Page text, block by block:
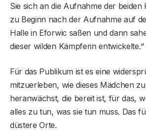
Sie sich an die Aufnahme der beiden
zu Beginn nach der Aufnahme auf
Halle in Eforwic saßen und dann
dieser wilden Kämpferin entwickelte.“
Für das Publikum ist es eine
mitzuerleben, wie dieses Mädchen
heranwächst, die bereit ist, für das,
alles zu tun, was sie tun muss. Das
düstere Orte.